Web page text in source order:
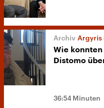
Argyris
Wie konnten
Distomo
36:54 Minuten